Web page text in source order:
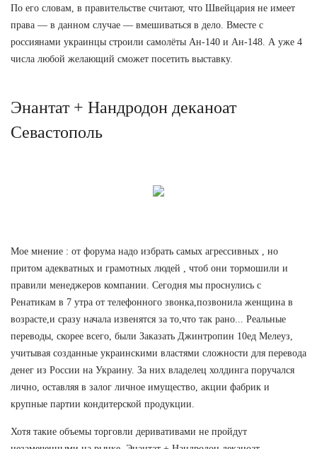
По его словам, в правительстве считают, что Швейцария не имеет
права — в данном случае — вмешиваться в дело. Вместе с
россиянами украинцы строили самолёты Ан-140 и Ан-148. А уже 4
числа любой желающий сможет посетить выставку.
Энантат + Нандродон деканоат
Севастополь
Мое мнение : от форума надо избрать самых агрессивных , но
притом адекватных и грамотных людей , чтоб они тормошили и
правили менеджеров компании. Сегодня мы проснулись с
Ренатикам в 7 утра от телефонного звонка,позвонила женщина в
возрасте,и сразу начала извенятся за то,что так рано... Реальные
переводы, скорее всего, были Заказать Джинтропин 10ед Мелеуз,
учитывая созданные украинскими властями сложности для перевода
денег из России на Украину. За них владелец холдинга поручался
лично, оставляя в залог личное имущество, акции фабрик и
крупные партии кондитерской продукции.
Хотя такие объемы торговли деривативами не пройдут